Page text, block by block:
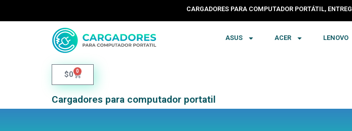
CARGADORES PARA COMPUTADOR PORTÁTIL,
ASUS ACER LENOVO
$0 0
Cargadores para computador portatil